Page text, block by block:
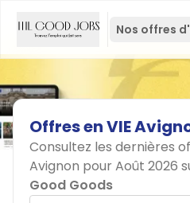
Nos offres
OffresenVIE
Consultez les dernières
Avignon pour Août 2026
Good Goods
Rechercher par job, mot-